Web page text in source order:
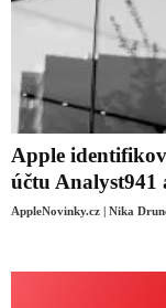
Apple
účtu Analyst941
AppleNovinky.cz | Nika